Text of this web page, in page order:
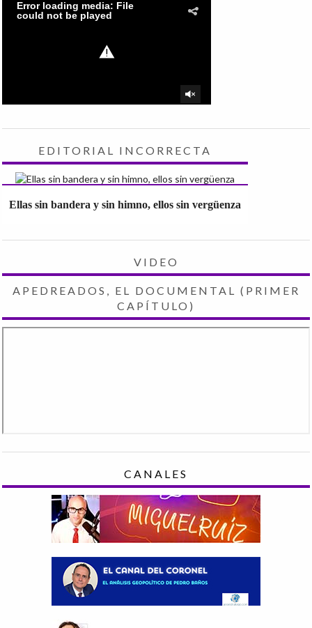
EDITORIAL INCORRECTA
Ellas sin bandera y sin himno, ellos sin vergüenza
VIDEO
APEDREADOS, EL DOCUMENTAL (PRIMER
CAPÍTULO)
CANALES